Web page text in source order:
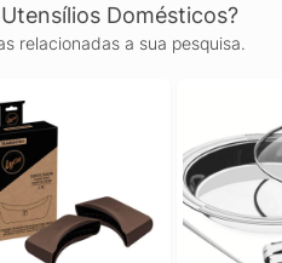
Domésticos?
relacionadas a sua pesquisa.